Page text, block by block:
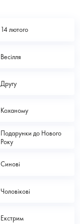
14 лютого
Весілля
Другу
Коханому
Подарунки до Нового
Року
Синові
Чоловікові
Екстрим